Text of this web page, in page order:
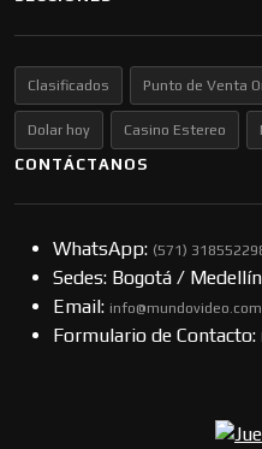
Clasificados Punto de Venta
Dolar hoy Casino Estereo
CONTÁCTANOS
WhatsApp: (57​​1)
Sedes: Bogotá /
Email:
Formulario de Contacto: